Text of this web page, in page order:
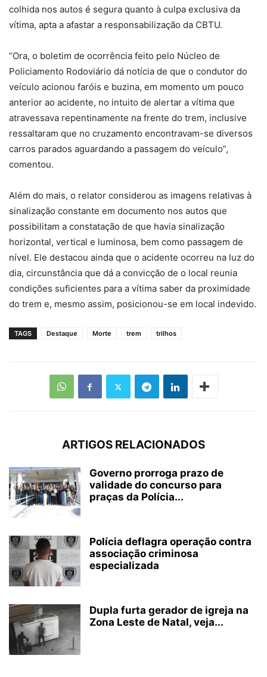
colhida nos autos é segura quanto à culpa exclusiva da
vítima, apta a afastar a responsabilização da CBTU.
“Ora, o boletim de ocorrência feito pelo Núcleo de
Policiamento Rodoviário dá notícia de que o condutor do
veículo acionou faróis e buzina, em momento um pouco
anterior ao acidente, no intuito de alertar a vítima que
atravessava repentinamente na frente do trem, inclusive
ressaltaram que no cruzamento encontravam-se diversos
carros parados aguardando a passagem do veículo”,
comentou.
Além do mais, o relator considerou as imagens relativas à
sinalização constante em documento nos autos que
possibilitam a constatação de que havia sinalização
horizontal, vertical e luminosa, bem como passagem de
nível. Ele destacou ainda que o acidente ocorreu na luz do
dia, circunstância que dá a convicção de o local reunia
condições suficientes para a vítima saber da proximidade
do trem e, mesmo assim, posicionou-se em local indevido.
TAGS Destaque Morte trem trilhos
ARTIGOS RELACIONADOS
Governo prorroga prazo de
validade do concurso para
praças da Polícia...
Polícia deflagra operação contra
associação criminosa
especializada
Dupla furta gerador de igreja na
Zona Leste de Natal, veja...